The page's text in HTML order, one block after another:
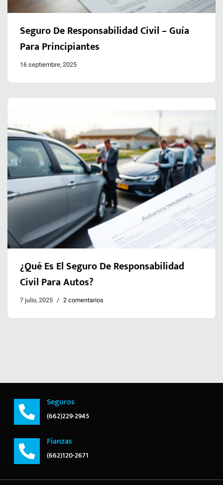
Seguro De Responsabilidad Civil – Guía
Para Principiantes
16 septiembre, 2025
¿Qué Es El Seguro De Responsabilidad
Civil Para Autos?
7 julio, 2025 2 comentarios
Seguros
(662)229-2945
Fianzas
(662)120-2671